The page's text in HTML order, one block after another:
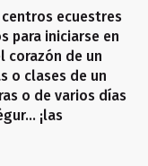
ecuestres
para iniciarse en
corazón de un
o clases de un
o de varios días
¡las